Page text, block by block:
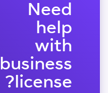
Need
help
with
business
license?